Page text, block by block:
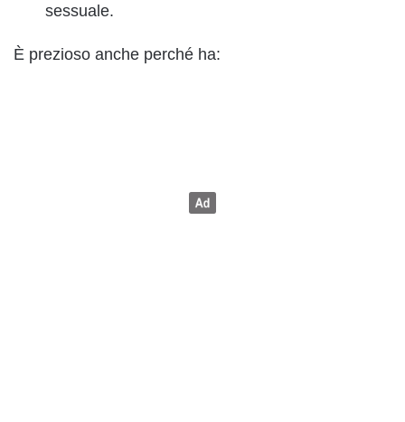
sessuale.
È prezioso anche perché ha: